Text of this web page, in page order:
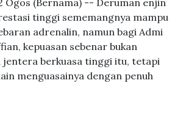
Ogos (Bernama) -- Deruman enjin
tinggi sememangnya mampu
adrenalin, namun bagi Admi
kepuasan sebenar bukan
jentera berkuasa tinggi itu, tetapi
menguasainya dengan penuh